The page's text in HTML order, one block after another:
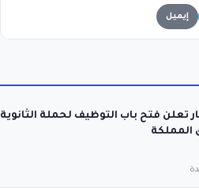
إيميل
تعلن فتح باب التوظيف لحملة الثانوية
المملكة